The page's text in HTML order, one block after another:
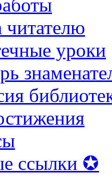
читателю
уроки
ссылки ✪